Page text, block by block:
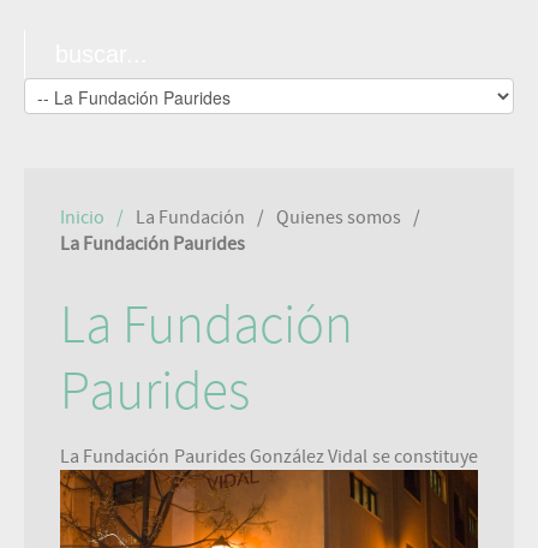
Inicio La Fundación
Quienes somos
La Fundación Paurides
La Fundación
Paurides
La Fundación Paurides González Vidal se constituye